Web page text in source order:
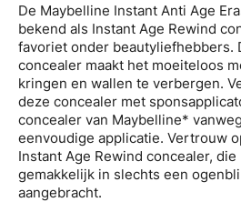
De Maybelline Instant Anti Age
bekend als Instant Age Rewind
favoriet onder beautyliefhebbers.
concealer maakt het moeiteloos
kringen en wallen te verbergen.
deze concealer met
concealer van Maybelline*
eenvoudige applicatie. Vertrouw
Instant Age Rewind concealer,
gemakkelijk in slechts een
aangebracht.